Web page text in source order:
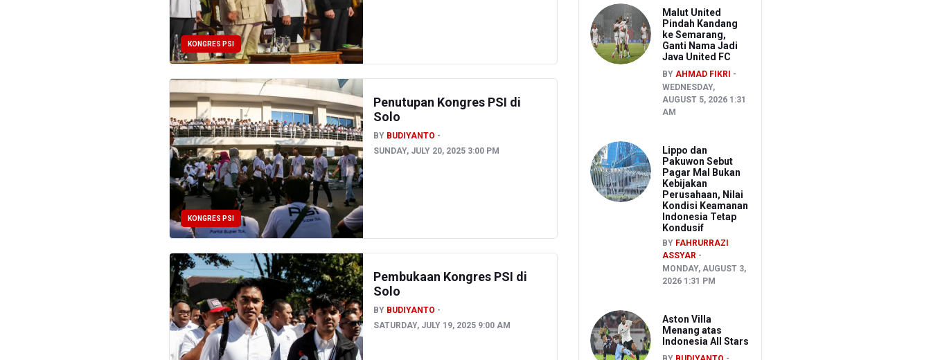
KONGRES PSI
KONGRES PSI
Penutupan Kongres PSI di
Solo
BY BUDIYANTO
SUNDAY, JULY 20, 2025 3:00 PM
Pembukaan Kongres PSI di
Solo
BY BUDIYANTO
SATURDAY, JULY 19, 2025 9:00 AM
Malut United
Pindah Kandang
ke Semarang,
Ganti Nama Jadi
Java United FC
BY AHMAD FIKRI
WEDNESDAY,
AUGUST 5, 2026 1:31
AM
Lippo dan
Pakuwon Sebut
Pagar Mal Bukan
Kebijakan
Perusahaan, Nilai
Kondisi Keamanan
Indonesia Tetap
Kondusif
BY FAHRURRAZI
ASSYAR
MONDAY, AUGUST 3,
2026 1:31 PM
Aston Villa
Menang atas
Indonesia All Stars